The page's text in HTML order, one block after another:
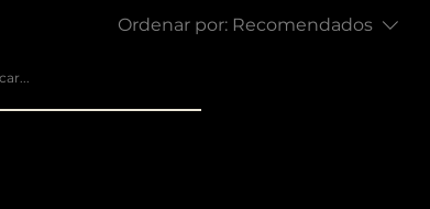
Ordenar por: Recomendados